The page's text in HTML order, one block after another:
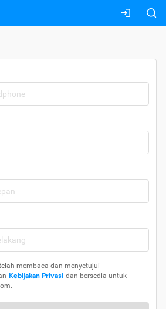
membaca dan menyetujui
Kebijakan Privasi dan bersedia untuk